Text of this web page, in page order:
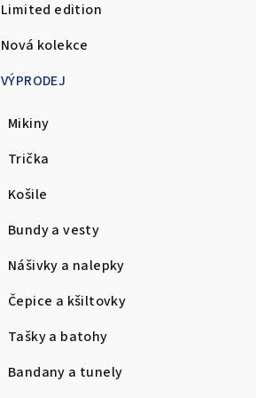
Limited edition
Nová kolekce
VÝPRODEJ
Mikiny
Trička
Košile
Bundy a vesty
Nášivky a nalepky
Čepice a kšiltovky
Tašky a batohy
Bandany a tunely